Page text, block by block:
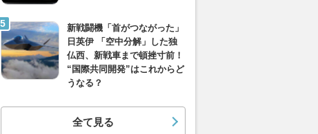
新戦闘機「首がつながった」
日英伊 「空中分解」した独
仏西、新戦車まで頓挫寸前！
“国際共同開発”はこれからど
うなる？
全て見る